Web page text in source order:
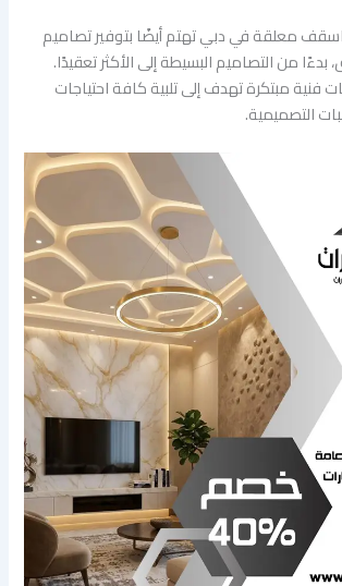
معلقة في دبي تهتم أيضًا بتوفير تصاميم
بدءًا من التصاميم البسيطة إلى الأكثر تعقيدًا.
فنية مبتكرة تهدف إلى تلبية كافة احتياجات
التصميمية.